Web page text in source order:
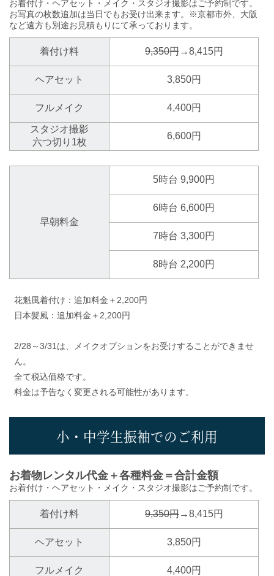
お着付け・ヘアセット・メイク・スタジオ撮影はご予約制です。
お写真の枚数追加は当日でもお受け出来ます。※京都市外、大阪
など遠方も別途お見積もりにて承っております。
着付け料 9,350円→8,415円
ヘアセット 3,850円
フルメイク 4,400円
スタジオ撮影
六つ切り1枚
6,600円
早朝料金
5時台 9,900円
6時台 6,600円
7時台 3,300円
8時台 2,200円
花魁風着付け：追加料金＋2,200円
日本髪風：追加料金＋2,200円
2/28～3/31は、メイクオプションをお受けすることができませ
ん。
全て税込価格です。
料金は予告なく変更される可能性があります。
小・中学生振袖でのご利用
お着物レンタル代金＋各種料金＝合計金額
お着付け・ヘアセット・メイク・スタジオ撮影はご予約制です。
着付け料 9,350円→8,415円
ヘアセット 3,850円
フルメイク
4,400円